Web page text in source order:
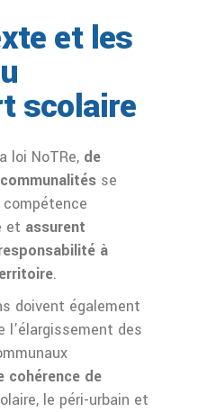
et les
scolaire
loi NoTRe, de
se
et assurent
à
.
doivent également
l’élargissement des
cohérence de
le péri-urbain et